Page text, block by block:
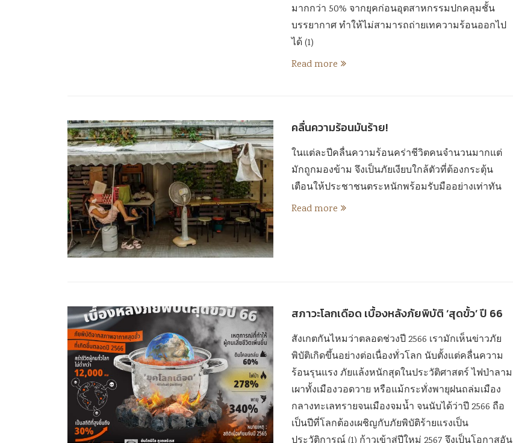
มากกว่า 50% จากยุคก่อนอุตสาหกรรมปกคลุมชั้น
บรรยากาศ ทำให้ไม่สามารถถ่ายเทความร้อนออกไป
ได้ (1)
Read more
คลื่นความร้อนมันร้าย!
ในแต่ละปีคลื่นความร้อนคร่าชีวิตคนจำนวนมากแต่
มักถูกมองข้าม จึงเป็นภัยเงียบใกล้ตัวที่ต้องกระตุ้น
เตือนให้ประชาชนตระหนักพร้อมรับมืออย่างเท่าทัน
Read more
สภาวะโลกเดือด เบื้องหลังภัยพิบัติ ‘สุดขั้ว’ ปี 66
สังเกตกันไหมว่าตลอดช่วงปี 2566 เรามักเห็นข่าวภัย
พิบัติเกิดขึ้นอย่างต่อเนื่องทั่วโลก นับตั้งแต่คลื่นความ
ร้อนรุนแรง ภัยแล้งหนักสุดในประวัติศาสตร์ ไฟป่าลาม
เผาทั้งเมืองวอดวาย หรือแม้กระทั่งพายุฝนถล่มเมือง
กลางทะเลทรายจนเมืองจมน้ำ จนนับได้ว่าปี 2566 ถือ
เป็นปีที่โลกต้องเผชิญกับภัยพิบัติร้ายแรงเป็น